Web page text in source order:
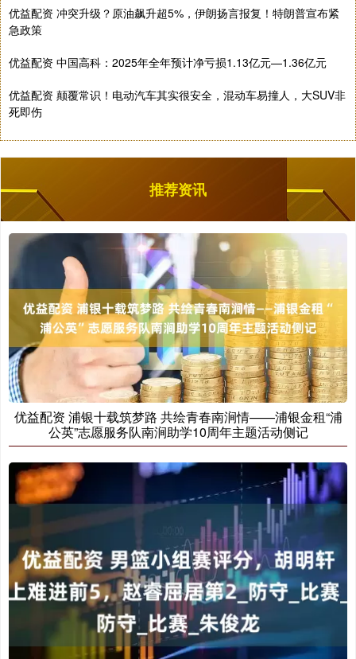
优益配资 冲突升级？原油飙升超5%，伊朗扬言报复！特朗普宣布紧
急政策
优益配资 中国高科：2025年全年预计净亏损1.13亿元—1.36亿元
优益配资 颠覆常识！电动汽车其实很安全，混动车易撞人，大SUV非
死即伤
推荐资讯
优益配资 浦银十载筑梦路 共绘青春南涧情——浦银金租“浦
公英”志愿服务队南涧助学10周年主题活动侧记